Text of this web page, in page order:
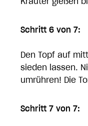
Schritt 6 von 7:
Den Topf auf
sieden lassen.
umrühren! Die
Schritt 7 von 7: